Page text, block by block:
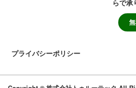
らで承
プライバシーポリシー